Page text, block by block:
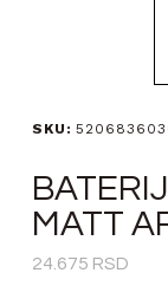
SKU:
MATT
24.675 RSD